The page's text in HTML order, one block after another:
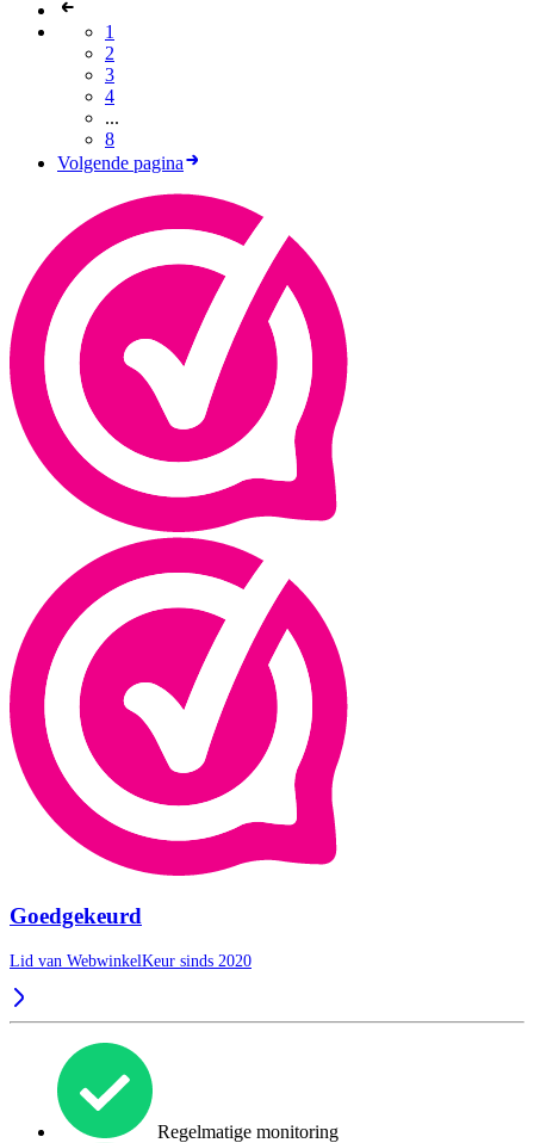
1
2
3
4
...
8
Volgende pagina
Goedgekeurd
Lid van WebwinkelKeur sinds 2020
Regelmatige monitoring